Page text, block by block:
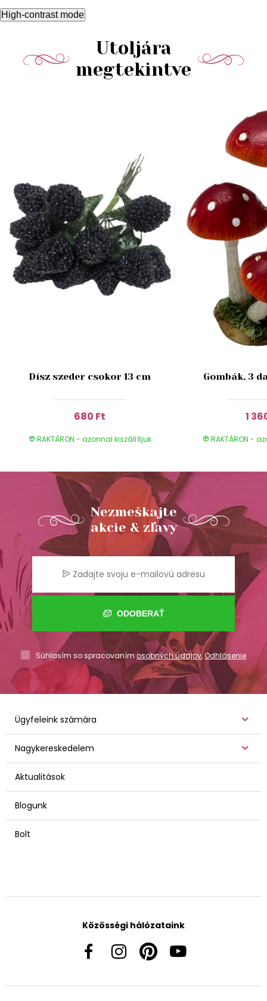
High-contrast mode
Utoljára
megtekintve
Dísz szeder csokor 13 cm
680 Ft
RAKTÁRON - azonnal kiszállítjuk
Gombák, 3
1
RAKTÁRON -
Nezmeškajte
akcie & zľavy
ODOBERAŤ
Súhlasím so spracovaním osobných údajov,Odhlásenie
Ügyfeleink számára
Nagykereskedelem
Aktualitások
Blogunk
Bolt
Közösségi hálózataink